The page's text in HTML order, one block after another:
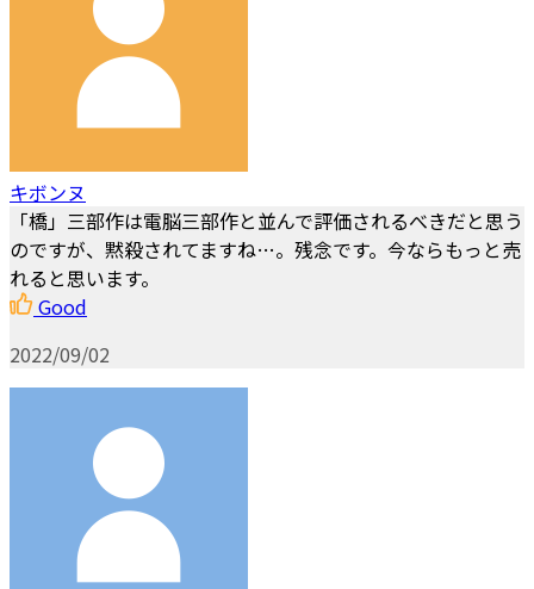
キボンヌ
「橋」三部作は電脳三部作と並んで評価されるべきだと思う
のですが、黙殺されてますね…。残念です。今ならもっと売
れると思います。
Good
2022/09/02